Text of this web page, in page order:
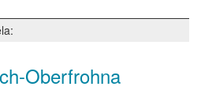
Oberfrohna